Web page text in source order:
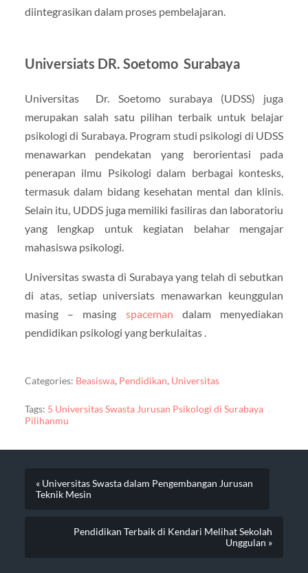
diintegrasikan dalam proses pembelajaran.
Universiats DR. Soetomo Surabaya
Universitas Dr. Soetomo surabaya (UDSS) juga
merupakan salah satu pilihan terbaik untuk belajar
psikologi di Surabaya. Program studi psikologi di UDSS
menawarkan pendekatan yang berorientasi pada
penerapan ilmu Psikologi dalam berbagai kontesks,
termasuk dalam bidang kesehatan mental dan klinis.
Selain itu, UDDS juga memiliki fasiliras dan laboratoriu
yang lengkap untuk kegiatan belahar mengajar
mahasiswa psikologi.
Universitas swasta di Surabaya yang telah di sebutkan
di atas, setiap universiats menawarkan keunggulan
masing – masing spaceman dalam menyediakan
pendidikan psikologi yang berkulaitas .
Categories: Beasiswa, Pendidikan, Universitas
Tags: 5 Universitas Swasta Jurusan Psikologi di Surabaya
Pilihanmu
« Universitas Swasta dalam Pengembangan Jurusan
Teknik Mesin
Pendidikan Terbaik di Kendari Melihat Sekolah
Unggulan »